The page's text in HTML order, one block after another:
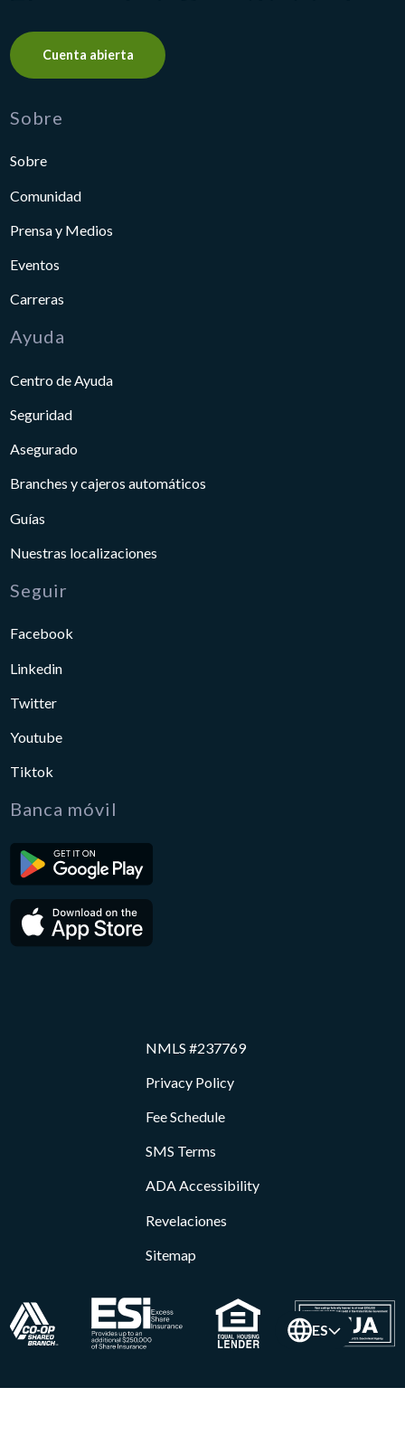
Cuenta abierta
Sobre
Sobre
Comunidad
Prensa y Medios
Eventos
Carreras
Ayuda
Centro de Ayuda
Seguridad
Asegurado
Branches y cajeros automáticos
Guías
Nuestras localizaciones
Seguir
Facebook
Linkedin
Twitter
Youtube
Tiktok
Banca móvil
NMLS #237769
Privacy Policy
Fee Schedule
SMS Terms
ADA Accessibility
Revelaciones
Sitemap
ES